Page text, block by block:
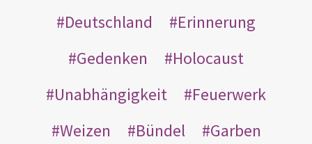
Deutschland
Erinnerung
Gedenken
Holocaust
Unabhängigkeit
Feuerwerk
Weizen
Bündel
Garben